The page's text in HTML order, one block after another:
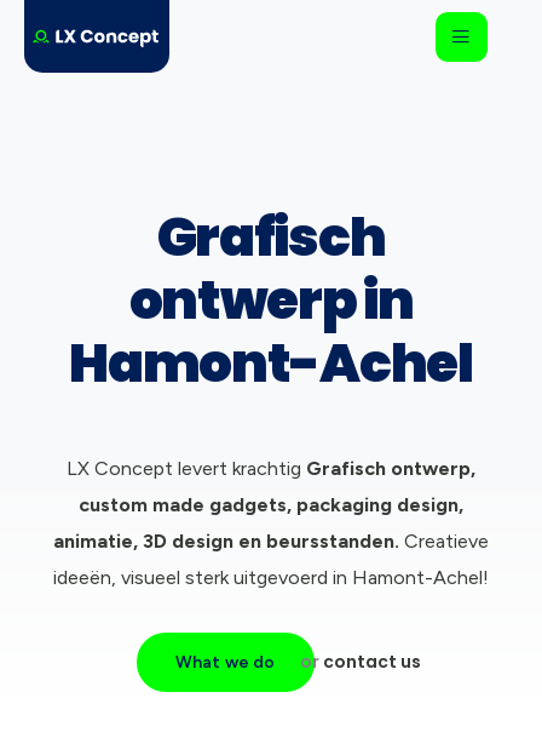
Grafisch
ontwerp in
Hamont-Achel
LX Concept levert krachtig Grafisch ontwerp,
custom made gadgets, packaging design,
animatie, 3D design en beursstanden. Creatieve
ideeën, visueel sterk uitgevoerd in Hamont-Achel!
What we do or contact us